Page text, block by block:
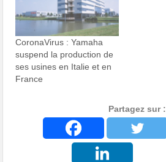
CoronaVirus : Yamaha
suspend la production de
ses usines en Italie et en
France
Partagez sur :